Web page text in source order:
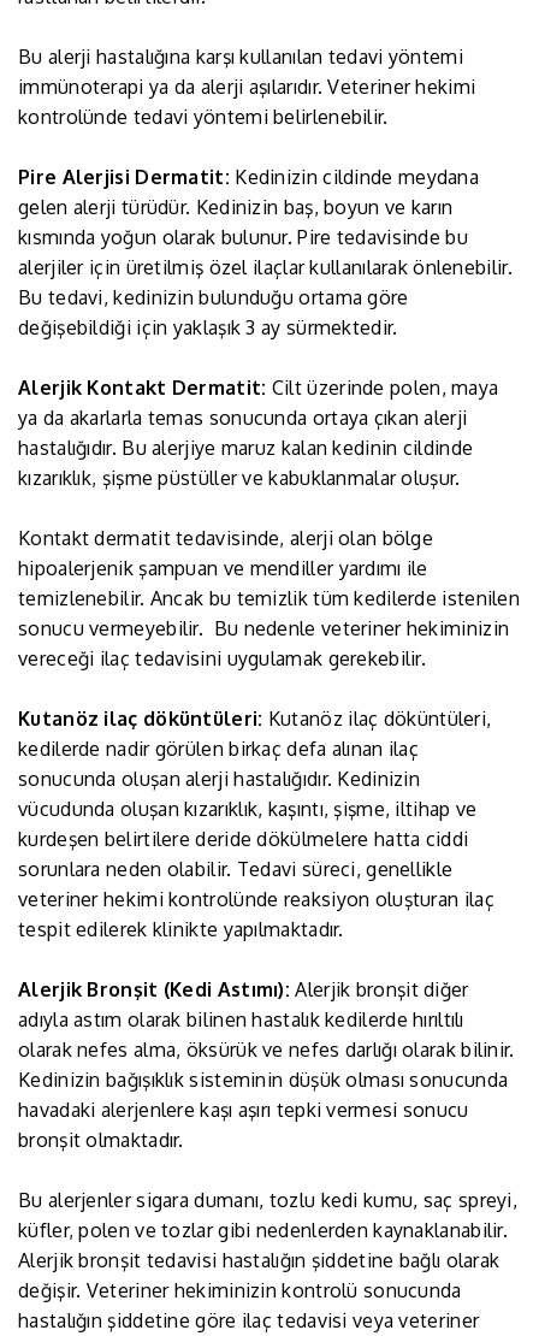
Bu alerji hastalığına karşı kullanılan tedavi yöntemi
immünoterapi ya da alerji aşılarıdır. Veteriner hekimi
kontrolünde tedavi yöntemi belirlenebilir.
Pire Alerjisi Dermatit: Kedinizin cildinde meydana
gelen alerji türüdür. Kedinizin baş, boyun ve karın
kısmında yoğun olarak bulunur. Pire tedavisinde bu
alerjiler için üretilmiş özel ilaçlar kullanılarak önlenebilir.
Bu tedavi, kedinizin bulunduğu ortama göre
değişebildiği için yaklaşık 3 ay sürmektedir.
Alerjik Kontakt Dermatit: Cilt üzerinde polen, maya
ya da akarlarla temas sonucunda ortaya çıkan alerji
hastalığıdır. Bu alerjiye maruz kalan kedinin cildinde
kızarıklık, şişme püstüller ve kabuklanmalar oluşur.
Kontakt dermatit tedavisinde, alerji olan bölge
hipoalerjenik şampuan ve mendiller yardımı ile
temizlenebilir. Ancak bu temizlik tüm kedilerde istenilen
sonucu vermeyebilir. Bu nedenle veteriner hekiminizin
vereceği ilaç tedavisini uygulamak gerekebilir.
Kutanöz ilaç döküntüleri: Kutanöz ilaç döküntüleri,
kedilerde nadir görülen birkaç defa alınan ilaç
sonucunda oluşan alerji hastalığıdır. Kedinizin
vücudunda oluşan kızarıklık, kaşıntı, şişme, iltihap ve
kurdeşen belirtilere deride dökülmelere hatta ciddi
sorunlara neden olabilir. Tedavi süreci, genellikle
veteriner hekimi kontrolünde reaksiyon oluşturan ilaç
tespit edilerek klinikte yapılmaktadır.
Alerjik Bronşit (Kedi Astımı): Alerjik bronşit diğer
adıyla astım olarak bilinen hastalık kedilerde hırıltılı
olarak nefes alma, öksürük ve nefes darlığı olarak bilinir.
Kedinizin bağışıklık sisteminin düşük olması sonucunda
havadaki alerjenlere kaşı aşırı tepki vermesi sonucu
bronşit olmaktadır.
Bu alerjenler sigara dumanı, tozlu kedi kumu, saç spreyi,
küfler, polen ve tozlar gibi nedenlerden kaynaklanabilir.
Alerjik bronşit tedavisi hastalığın şiddetine bağlı olarak
değişir. Veteriner hekiminizin kontrolü sonucunda
hastalığın şiddetine göre ilaç tedavisi veya veteriner